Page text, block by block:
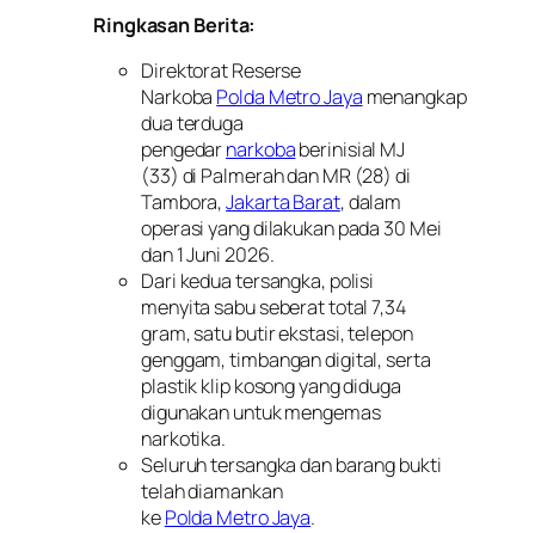
Ringkasan Berita:
Direktorat Reserse
Narkoba Polda Metro Jaya menangkap
dua terduga
pengedarnarkobaberinisial MJ
(33) di Palmerah dan MR (28) di
Tambora,Jakarta Barat, dalam
operasi yang dilakukan pada 30 Mei
dan 1 Juni 2026.
Dari kedua tersangka, polisi
menyita sabu seberat total 7,34
gram, satu butir ekstasi, telepon
genggam, timbangan digital, serta
plastik klip kosong yang diduga
digunakan untuk mengemas
narkotika.
Seluruh tersangka dan barang bukti
telah diamankan
kePolda Metro Jaya.